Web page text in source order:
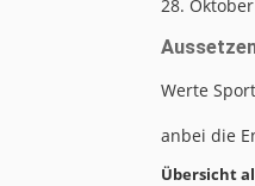
28.
Werte
anbei die
Übersicht